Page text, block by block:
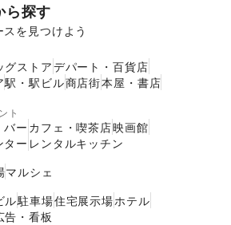
ら探す
を見つけよう
グストアデパート・百貨店
駅・駅ビル商店街本屋・書店
ト
バー カフェ・喫茶店映画館
ー レンタルキッチン
マルシェ
ル駐車場住宅展示場ホテル
告・看板